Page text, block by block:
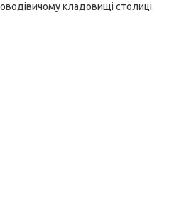
кладовищі столиці.